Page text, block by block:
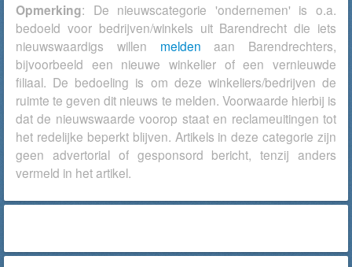
Opmerking: De nieuwscategorie 'ondernemen' is o.a.
bedoeld voor bedrijven/winkels uit Barendrecht die iets
nieuwswaardigs willen melden aan Barendrechters,
bijvoorbeeld een nieuwe winkelier of een vernieuwde
filiaal. De bedoeling is om deze winkeliers/bedrijven de
ruimte te geven dit nieuws te melden. Voorwaarde hierbij is
dat de nieuwswaarde voorop staat en reclameuitingen tot
het redelijke beperkt blijven. Artikels in deze categorie zijn
geen advertorial of gesponsord bericht, tenzij anders
vermeld in het artikel.